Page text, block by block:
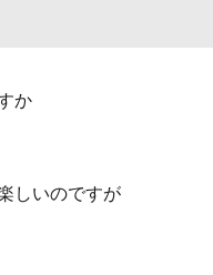
か
しいのですが